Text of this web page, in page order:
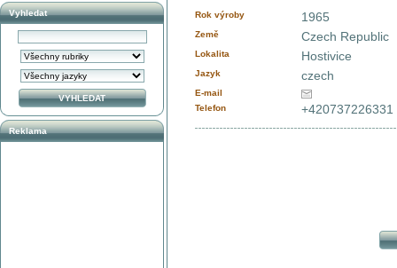
Rok výroby 1965
Země Czech Republic
Lokalita Hostivice
Jazyk czech
E-mail
Telefon
+420737226331
Vyhledat
Reklama